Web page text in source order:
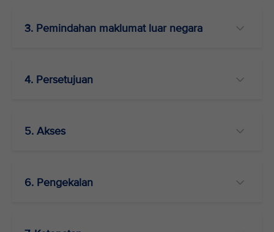
3. Pemindahan maklumat luar negara
4. Persetujuan
5. Akses
6. Pengekalan